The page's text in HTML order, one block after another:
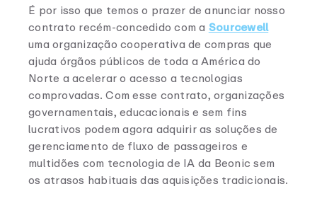
É por isso que temos o prazer de anunciar nosso
contrato recém-concedido com a Sourcewell
uma organização cooperativa de compras que
ajuda órgãos públicos de toda a América do
Norte a acelerar o acesso a tecnologias
comprovadas. Com esse contrato, organizações
governamentais, educacionais e sem fins
lucrativos podem agora adquirir as soluções de
gerenciamento de fluxo de passageiros e
multidões com tecnologia de IA da Beonic sem
os atrasos habituais das aquisições tradicionais.